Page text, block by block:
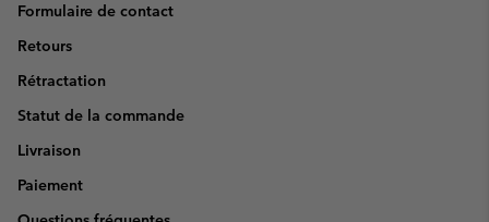
Formulaire de contact
Retours
Rétractation
Statut de la commande
Livraison
Paiement